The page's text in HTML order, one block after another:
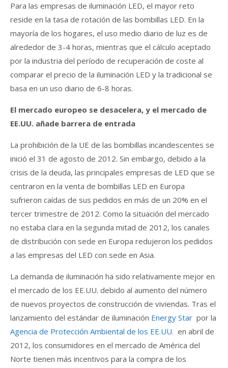
Para las empresas de iluminación LED, el mayor reto
reside en la tasa de rotación de las bombillas LED. En la
mayoría de los hogares, el uso medio diario de luz es de
alrededor de 3-4 horas, mientras que el cálculo aceptado
por la industria del período de recuperación de coste al
comparar el precio de la iluminación LED y la tradicional se
basa en un uso diario de 6-8 horas.
El mercado europeo se desacelera, y el mercado de
EE.UU. añade barrera de entrada
La prohibición de la UE de las bombillas incandescentes se
inició el 31 de agosto de 2012. Sin embargo, debido a la
crisis de la deuda, las principales empresas de LED que se
centraron en la venta de bombillas LED en Europa
sufrieron caídas de sus pedidos en más de un 20% en el
tercer trimestre de 2012. Como la situación del mercado
no estaba clara en la segunda mitad de 2012, los canales
de distribución con sede en Europa redujeron los pedidos
a las empresas del LED con sede en Asia.
La demanda de iluminación ha sido relativamente mejor en
el mercado de los EE.UU. debido al aumento del número
de nuevos proyectos de construcción de viviendas. Tras el
lanzamiento del estándar de iluminación Energy Star por la
Agencia de Protección Ambiental de los EE.UU. en abril de
2012, los consumidores en el mercado de América del
Norte tienen más incentivos para la compra de los